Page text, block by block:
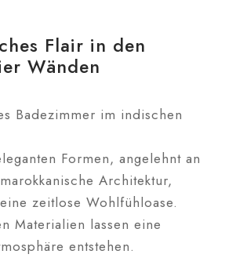
Flair in den
Wänden
Badezimmer im indischen
Formen, angelehnt an
Architektur,
zeitlose Wohlfühloase.
Materialien lassen eine
entstehen.